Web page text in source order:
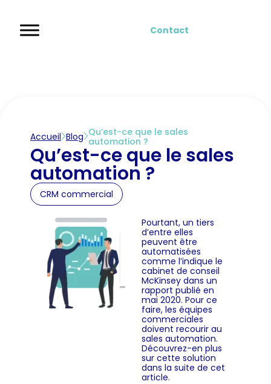
Contact
Accueil Blog Qu’est-ce que le sales
automation ?
Qu’est-ce que le sales
automation ?
CRM commercial
Pourtant, un tiers
d’entre elles
peuvent être
automatisées
comme l’indique le
cabinet de conseil
McKinsey dans un
rapport publié en
mai 2020. Pour ce
faire, les équipes
commerciales
doivent recourir au
sales automation.
Découvrez-en plus
sur cette solution
dans la suite de cet
article.